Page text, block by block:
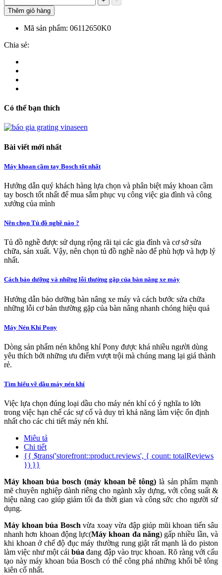
Thêm giỏ hàng
Mã sản phẩm: 06112650K0
Chia sẻ:
Có thể bạn thích
Bài viết mới nhất
Máy khoan cầm tay Bosch tốt nhất
Hướng dẫn quý khách hàng lựa chọn và phân biệt máy khoan cầm
tay bosch tốt nhất để mua sắm phục vụ công việc gia đình và công
xưởng của mình
Nên chọn Tủ đồ nghề nào ?
Tủ đồ nghề được sử dụng rộng rãi tại các gia đình và cơ sở sửa
chữa, sản xuất. Vậy, nên chọn tủ đồ nghề nào để phù hợp và hợp lý
nhất.
Cách bảo dưỡng và những lỗi thường gặp của bàn nâng xe máy
Hướng dẫn bảo dưỡng bàn nâng xe máy và cách bước sửa chữa
những lỗi cơ bản thường gặp của bàn nâng nhanh chóng hiệu quả
Máy Nén Khí Pony
Dòng sản phẩm nén không khí Pony được khá nhiều người dùng
yêu thích bởi những ưu điểm vượt trội mà chúng mang lại giá thành
rẻ.
Tìm hiểu về dầu máy nén khí
Việc lựa chọn đúng loại dầu cho máy nén khí có ý nghĩa to lớn
trong việc hạn chế các sự cố và duy trì khả năng làm việc ổn định
nhất cho các chi tiết máy nén khí.
Miêu tả
Chi tiết
{{ $trans('storefront::product.reviews', { count: totalReviews
}) }}
Máy khoan búa bosch (máy khoan bê tông) là sản phẩm mạnh
mẽ chuyên nghiệp dành riêng cho ngành xây dựng, với công suất &
hiệu năng cao giúp giảm tối đa thời gian và công sức cho người sử
dụng.
Máy khoan búa Bosch vừa xoay vừa đập giúp mũi khoan tiến sâu
nhanh hơn khoan động lực(Máy khoan đa năng) gấp nhiều lần, và
khi khoan ở chế độ đục máy thường rung giật rất mạnh là do piston
làm việc như một cáibúa đang đập vào trục khoan. Rõ ràng với cấu
tạo này máy khoan búa Bosch có thể công phá những khối bê tông
kiên cố nhất.